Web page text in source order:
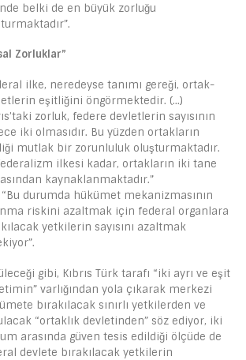
belki de en büyük zorluğu
Zorluklar”
ilke, neredeyse tanımı gereği, ortak-
eşitliğini öngörmektedir. (…)
zorluk, federe devletlerin sayısının
iki olmasıdır. Bu yüzden ortakların
mutlak bir zorunluluk oluşturmaktadır.
ilkesi kadar, ortakların iki tane
kaynaklanmaktadır.”
durumda hükümet mekanizmasının
riskini azaltmak için federal organlara
yetkilerin sayısını azaltmak
gibi, Kıbrıs Türk tarafı “iki ayrı ve eşit
varlığından yola çıkarak merkezi
bırakılacak sınırlı yetkilerden ve
“ortaklık devletinden” söz ediyor, iki
arasında güven tesis edildiği ölçüde de
devlete bırakılacak yetkilerin